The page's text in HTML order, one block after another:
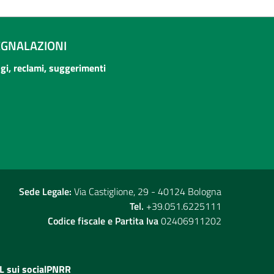
reclami, suggerimenti
Sede Legale: Via Castiglione, 29 - 40124 Bologna
Tel. +39.051.6225111
Codice fiscale e Partita Iva02406911202
sui socialPNRR